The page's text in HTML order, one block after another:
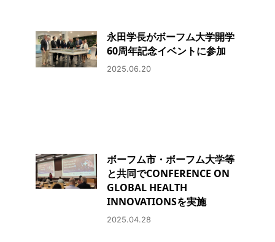
永田学長がボーフム大学開学
60周年記念イベントに参加
2025.06.20
ボーフム市・ボーフム大学等
と共同でCONFERENCE ON
GLOBAL HEALTH
INNOVATIONSを実施
2025.04.28